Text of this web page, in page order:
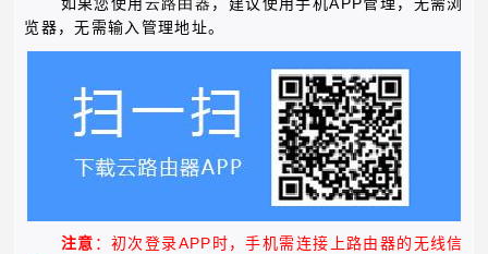
如果您使用 云路由器 ，建议使用手机
管理，无需浏
览器，无需输入管理地址。
注意 ：初次登录APP 时，手机需连接上路由器的无线信